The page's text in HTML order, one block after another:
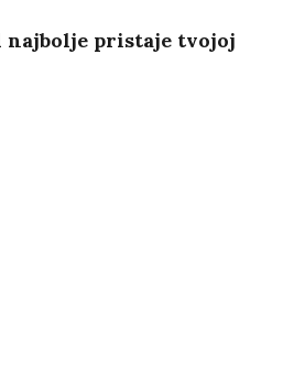
najbolje pristaje tvojoj